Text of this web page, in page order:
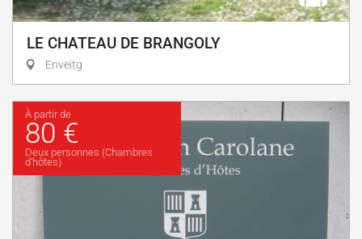
LE CHATEAU DE BRANGOLY
Enveitg
À partir de
80 €
Deux personnes (Chambres
d'hôtes)